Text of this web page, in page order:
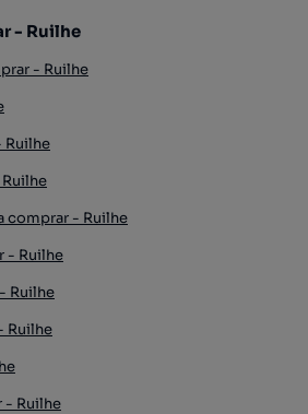
- Ruilhe
- Ruilhe
Ruilhe
comprar - Ruilhe
- Ruilhe
Ruilhe
Ruilhe
- Ruilhe